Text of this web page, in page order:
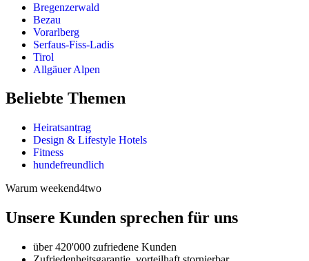
Bregenzerwald
Bezau
Vorarlberg
Serfaus-Fiss-Ladis
Tirol
Allgäuer Alpen
Beliebte Themen
Heiratsantrag
Design & Lifestyle Hotels
Fitness
hundefreundlich
Warum weekend4two
Unsere Kunden sprechen für uns
über 420'000 zufriedene Kunden